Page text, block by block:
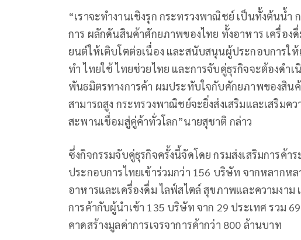
“เราจะทำงานเชิงรุก กระทรวงพาณิชย์ เป็นทั้งต้นน้
การ ผลักดันสินค้าศักยภาพของไทย ทั้งอาหาร เครื่อง
ยนต์ให้เติบโตต่อเนื่อง และสนับสนุนผู้ประกอบการใ
ทำ ไทยใช้ ไทยช่วยไทย และการจับคู่ธุรกิจจะต้องดำเ
พันธมิตรทางการค้า ผมประทับใจกับศักยภาพของสิน
สามารถสูง กระทรวงพาณิชย์จะยิ่งส่งเสริมและเสริม
สะพานเชื่อมสู่คู่ค้าทั่วโลก”นายสุชาติ กล่าว
ซึ่งกิจกรรมจับคู่ธุรกิจครั้งนี้จัดโดย กรมส่งเสริมการค้
ประกอบการไทยเข้าร่วมกว่า 156 บริษัท จากหลาก
อาหารและเครื่องดื่ม ไลฟ์สไตล์ สุขภาพและความงาม
การค้ากับผู้นำเข้า 135 บริษัท จาก 29 ประเทศ รวม
คาดสร้างมูลค่าการเจรจาการค้ากว่า 800 ล้านบาท